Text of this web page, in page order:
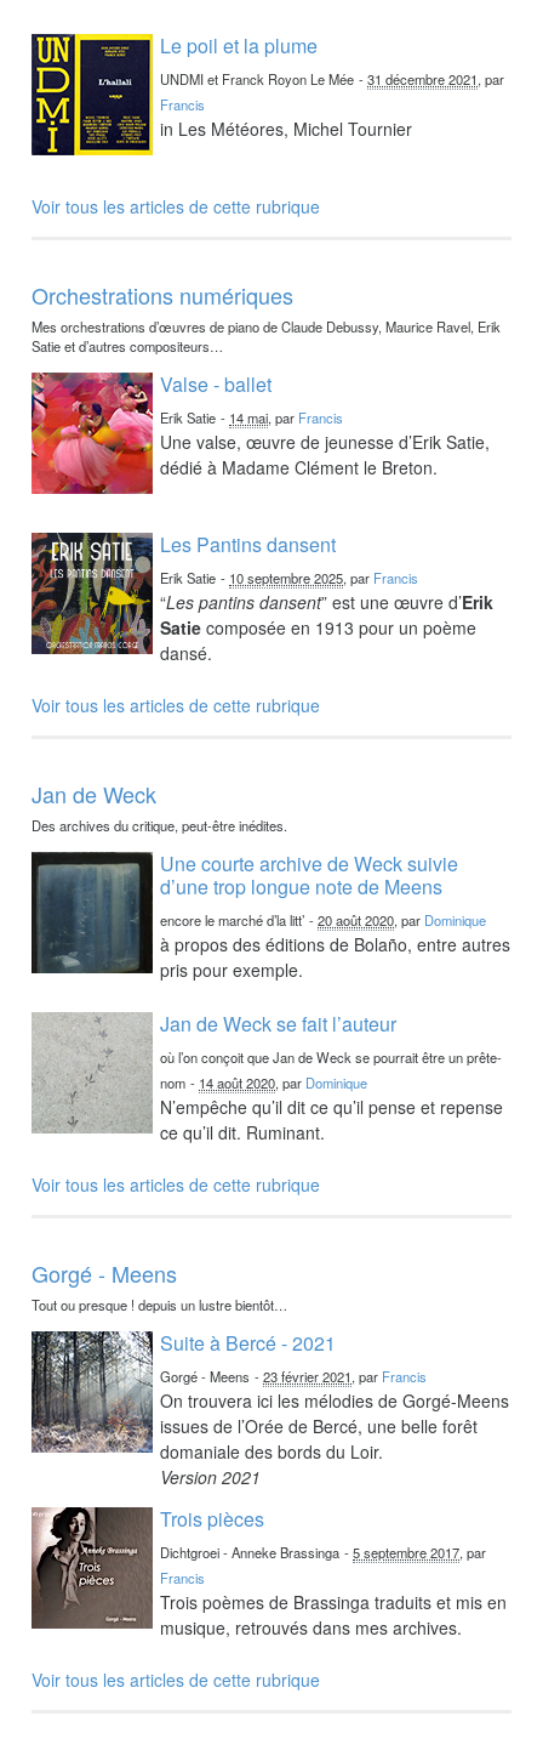
Le poil et la plume
UNDMI et Franck Royon Le Mée -31 décembre 2021, par
Francis
in Les Météores, Michel Tournier
Voir tous les articles de cette rubrique
Orchestrations numériques
Mes orchestrations d’œuvres de piano de Claude Debussy, Maurice Ravel, Erik
Satie et d’autres compositeurs…
Valse - ballet
Erik Satie - 14 mai, par Francis
Une valse, œuvre de jeunesse d’Erik Satie,
dédié à Madame Clément le Breton.
Les Pantins dansent
Erik Satie - 10 septembre 2025, par Francis
“Les pantins dansent” est une œuvre d’Erik
Satie composée en 1913 pour un poème
dansé.
Voir tous les articles de cette rubrique
Jan de Weck
Des archives du critique, peut-être inédites.
Une courte archive de Weck suivie
d’une trop longue note de Meens
encore le marché d’la litt’ -20 août 2020, par Dominique
à propos des éditions de Bolaño, entre autres
pris pour exemple.
Jan de Weck se fait l’auteur
où l’on conçoit que Jan de Weck se pourrait être un prête-
nom - 14 août 2020, par Dominique
N’empêche qu’il dit ce qu’il pense et repense
ce qu’il dit. Ruminant.
Voir tous les articles de cette rubrique
Gorgé - Meens
Tout ou presque ! depuis un lustre bientôt…
Suite à Bercé - 2021
Gorgé - Meens -23 février 2021, par Francis
On trouvera ici les mélodies de Gorgé-Meens
issues de l’Orée de Bercé, une belle forêt
domaniale des bords du Loir.
Version 2021
Trois pièces
Dichtgroei - Anneke Brassinga -5 septembre 2017, par
Francis
Trois poèmes de Brassinga traduits et mis en
musique, retrouvés dans mes archives.
Voir tous les articles de cette rubrique